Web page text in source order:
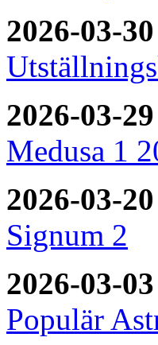
2026-03-30
2026-03-29
Medusa 1
2026-03-20
Signum 2
2026-03-03
Populär